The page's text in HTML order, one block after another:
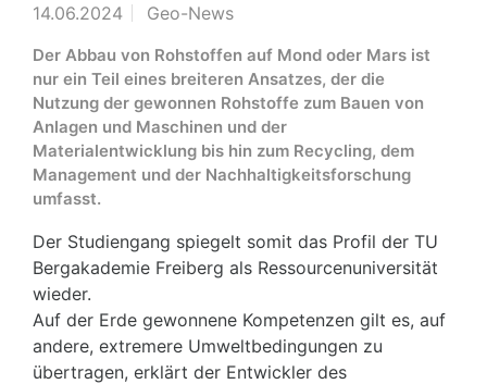
14.06.2024 Geo-News
Der Abbau von Rohstoffen auf Mond oder Mars ist
nur ein Teil eines breiteren Ansatzes, der die
Nutzung der gewonnen Rohstoffe zum Bauen von
Anlagen und Maschinen und der
Materialentwicklung bis hin zum Recycling, dem
Management und der Nachhaltigkeitsforschung
umfasst.
Der Studiengang spiegelt somit das Profil der TU
Bergakademie Freiberg als Ressourcenuniversität
wieder.
Auf der Erde gewonnene Kompetenzen gilt es, auf
andere, extremere Umweltbedingungen zu
übertragen, erklärt der Entwickler des